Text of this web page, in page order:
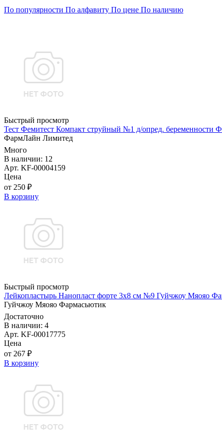
По популярности По алфавиту По цене По наличию
Быстрый просмотр
Тест Фемитест Компакт струйный №1 д/опред. беременности
ФармЛайн Лимитед
Много
В наличии: 12
Арт. KF-00004159
Цена
от 250 ₽
В корзину
Быстрый просмотр
Лейкопластырь Нанопласт форте 3х8 см №9 Гуйчжоу Мяояо
Гуйчжоу Мяояо Фармасьютик
Достаточно
В наличии: 4
Арт. KF-00017775
Цена
от 267 ₽
В корзину